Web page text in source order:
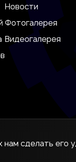
Новости
Фотогалерея
Видеогалерея
сделать его